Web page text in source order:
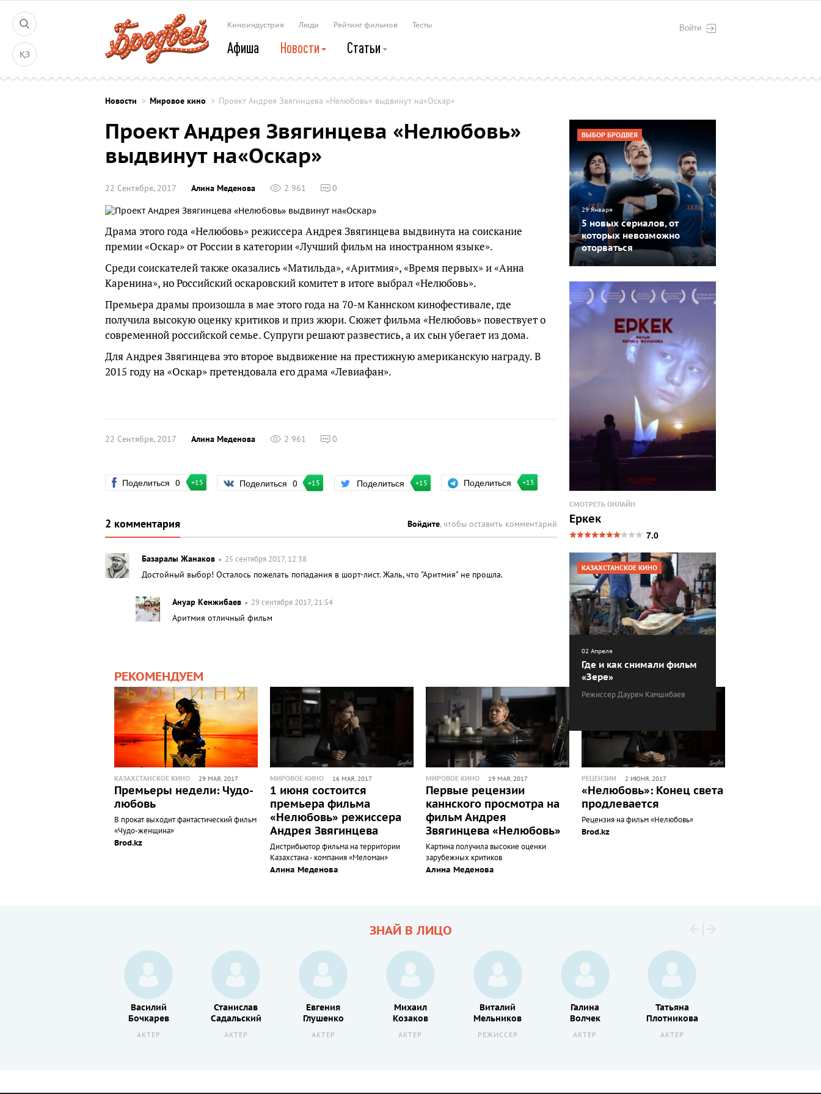
ҚЗ
Войти
Киноиндустрия Люди Рейтинг фильмов Тесты
Афиша Новости Статьи
Новости Мировое кино Проект Андрея Звягинцева «Нелюбовь» выдвинут на«Оскар»
Проект Андрея Звягинцева «Нелюбовь»
выдвинут на«Оскар»
22 Сентября, 2017 Алина Меденова 2 961 0
Драма этого года «Нелюбовь» режиссера Андрея Звягинцева выдвинута на соискание
премии «Оскар» от России в категории «Лучший фильм на иностранном языке».
Среди соискателей также оказались «Матильда», «Аритмия», «Время первых» и «Анна
Каренина», но Российский оскаровский комитет в итоге выбрал «Нелюбовь».
Премьера драмы произошла в мае этого года на 70-м Каннском кинофестивале, где
получила высокую оценку критиков и приз жюри. Сюжет фильма «Нелюбовь» повествует о
современной российской семье. Супруги решают развестись, а их сын убегает из дома.
Для Андрея Звягинцева это второе выдвижение на престижную американскую награду. В
2015 году на «Оскар» претендовала его драма «Левиафан».
22 Сентября, 2017 Алина Меденова 2 961 0
Поделиться 0 +15 Поделиться 0 +15 Поделиться +15 Поделиться +15
2 комментария Войдите, чтобы оставить комментарий
Базаралы Жанаков 25 сентября 2017, 12:38
Достойный выбор! Осталось пожелать попадания в шорт-лист. Жаль, что "Аритмия" не прошла.
Ануар Кенжибаев 29 сентября 2017, 21:54
Аритмия отличный фильм
РЕКОМЕНДУЕМ
КАЗАХСТАНСКОЕ КИНО 29 МАЯ, 2017
Премьеры недели: Чудо-
любовь
В прокат выходит фантастический фильм
«Чудо-женщина»
Brod.kz
МИРОВОЕ КИНО 16 МАЯ, 2017
1 июня состоится
премьера фильма
«Нелюбовь» режиссера
Андрея Звягинцева
Дистрибьютор фильма на территории
Казахстана - компания «Меломан»
Алина Меденова
МИРОВОЕ КИНО 19 МАЯ, 2017
Первые рецензии
каннского просмотра на
фильм Андрея
Звягинцева «Нелюбовь»
Картина получила высокие оценки
зарубежных критиков
Алина Меденова
РЕЦЕНЗИИ 2 ИЮНЯ, 2017
«Нелюбовь»: Конец света
продлевается
Рецензия на фильм «Нелюбовь»
Brod.kz
ВЫБОР БРОДВЕЯ
29 Января
5 новых сериалов, от
которых невозможно
оторваться
СМОТРЕТЬ ОНЛАЙН
Еркек
7.0
КАЗАХСТАНСКОЕ КИНО
02 Апреля
Где и как снимали фильм
«Зере»
Режиссер Даурен Камшибаев
ЗНАЙ В ЛИЦО
Василий
Бочкарев
АКТЕР
Станислав
Садальский
АКТЕР
Евгения
Глушенко
АКТЕР
Михаил
Козаков
АКТЕР
Виталий
Мельников
РЕЖИССЕР
Галина
Волчек
АКТЕР
Татьяна
Плотникова
АКТЕР